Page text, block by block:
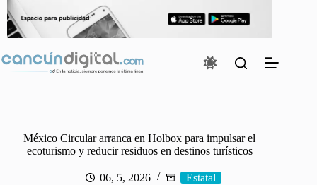
contenido
México Circular arranca en Holbox para impulsar el
ecoturismo y reducir residuos en destinos turísticos
06, 5, 2026 Estatal